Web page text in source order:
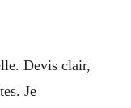
Devis clair,
Je